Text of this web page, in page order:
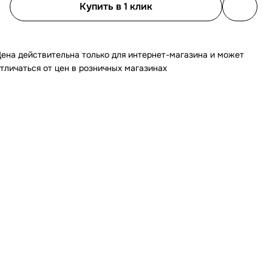
Купить в 1 клик
действительна только для интернет-магазина и может
от цен в розничных магазинах